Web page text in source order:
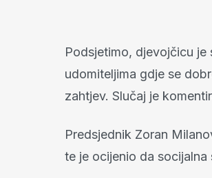
Podsjetimo, djevojčicu
udomiteljima gdje se
zahtjev. Slučaj je
Predsjednik Zoran
te je ocijenio da